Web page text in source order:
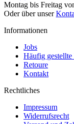
Montag bis Freitag
Oder über unser
Informationen
Jobs
Häufig
Retoure
Kontakt
Rechtliches
Impressum
Widerrufsrecht